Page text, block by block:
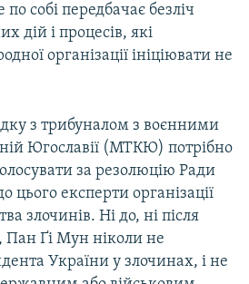
собі передбачає безліч
дій і процесів, які
організації ініціювати не
з трибуналом з воєнними
Югославії (МТКЮ) потрібно
за резолюцію Ради
експерти організації
злочинів. Ні до, ні після
Пан Ґі Мун ніколи не
України у злочинах, і не